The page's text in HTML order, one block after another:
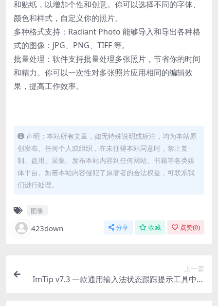
和贴纸，以增加个性和创意。你可以选择不同的字体、
颜色和样式，自定义你的照片。
多种格式支持：Radiant Photo 能够导入和导出各种格
式的图像：JPG、PNG、TIFF 等。
批量处理：软件支持批量处理多张照片，节省你的时间
和精力。你可以一次性对多张照片应用相同的编辑效
果，提高工作效率。
声明：本站所有文章，如无特殊说明或标注，均为本站原
创发布。任何个人或组织，在未征得本站同意时，禁止复
制、盗用、采集、发布本站内容到任何网站、书籍等各类媒
体平台。如若本站内容侵犯了原著者的合法权益，可联系我
们进行处理。
图像
423down 分享 收藏 点赞(0)
上一篇
ImTip v7.3 一款通用输入法状态跟踪提示工具中文